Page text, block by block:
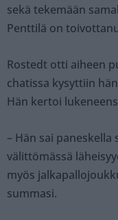
sekä tekemään
Penttilä on
Rostedt otti aiheen
chatissa kysyttiin
Hän kertoi
– Hän sai paneskella
välittömässä
myös
summasi.